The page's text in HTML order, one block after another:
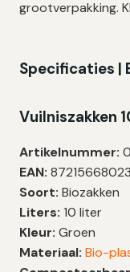
grootverpakking.
Specificaties |
Vuilniszakken
Artikelnummer:
EAN:
Soort: Biozakken
Liters: 10 liter
Kleur: Groen
Materiaal: Bio-